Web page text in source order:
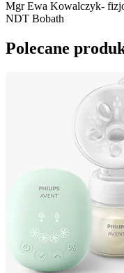
Mgr Ewa Kowalczyk-
NDT Bobath
Polecane